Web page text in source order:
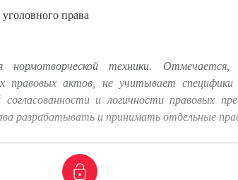
права
нормотворческой техники.
правовых актов, не учитывает
и логичности правовых
разрабатывать и принимать отдельные